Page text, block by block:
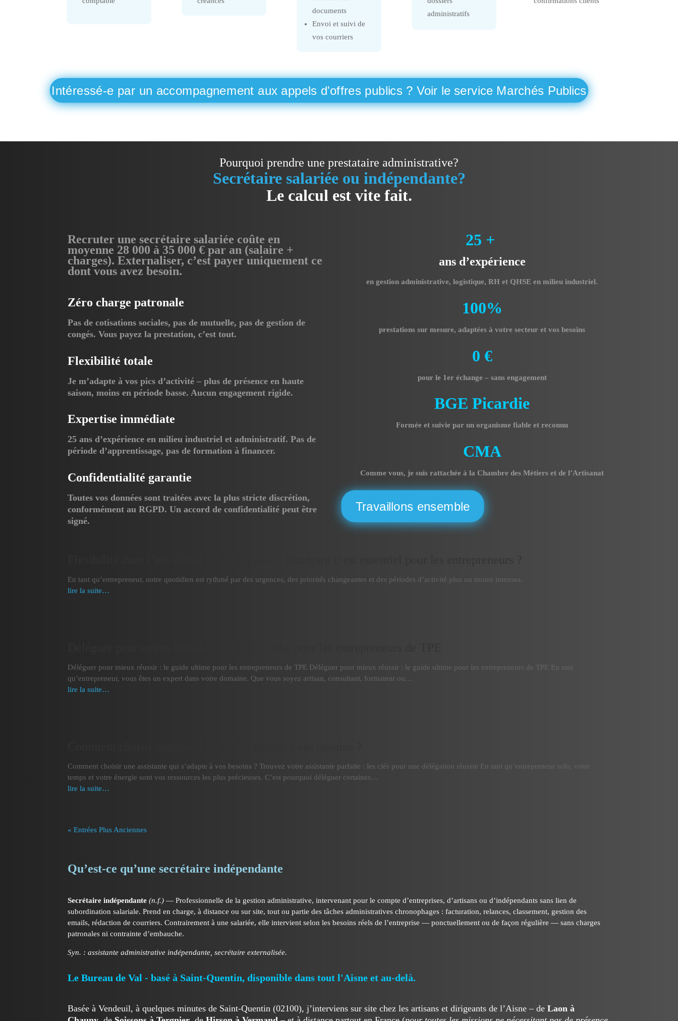
documents
Envoi et suivi de
vos courriers
administratifs
Intéressé-e par un accompagnement aux appels d'offres publics ? Voir le service Marchés Publics
Pourquoi prendre une prestataire administrative?
Secrétaire salariée ou indépendante?
Le calcul est vite fait.
Recruter une secrétaire salariée coûte en
moyenne 28 000 à 35 000 € par an (salaire +
charges). Externaliser, c’est payer uniquement ce
dont vous avez besoin.
Zéro charge patronale
Pas de cotisations sociales, pas de mutuelle, pas de gestion de
congés. Vous payez la prestation, c’est tout.
Flexibilité totale
Je m’adapte à vos pics d’activité – plus de présence en haute
saison, moins en période basse. Aucun engagement rigide.
Expertise immédiate
25 ans d’expérience en milieu industriel et administratif. Pas de
période d’apprentissage, pas de formation à financer.
Confidentialité garantie
Toutes vos données sont traitées avec la plus stricte discrétion,
conformément au RGPD. Un accord de confidentialité peut être
signé.
25 +
ans d’expérience
en gestion administrative, logistique, RH et QHSE en milieu industriel.
100%
prestations sur mesure, adaptées à votre secteur et vos besoins
0 €
pour le 1er échange – sans engagement
BGE Picardie
Formée et suivie par un organisme fiable et reconnu
CMA
Comme vous, je suis rattachée à la Chambre des Métiers et de l’Artisanat
Travaillons ensemble
En tant qu’entrepreneur, notre quotidien est rythmé par des urgences, des priorités changeantes et des périodes d’activité plus ou moins intenses.
lire la suite…
Déléguer pour mieux réussir : le guide ultime pour les entrepreneurs de TPE Déléguer pour mieux réussir : le guide ultime pour les entrepreneurs de TPE En tant
qu’entrepreneur, vous êtes un expert dans votre domaine. Que vous soyez artisan, consultant, formateur ou…
lire la suite…
Comment choisir une assistante qui s’adapte à vos besoins ? Trouvez votre assistante parfaite : les clés pour une délégation réussie En tant qu’entrepreneur solo, votre
temps et votre énergie sont vos ressources les plus précieuses. C’est pourquoi déléguer certaines…
lire la suite…
« Entrées Plus Anciennes
Qu’est-ce qu’une secrétaire indépendante
Secrétaire indépendante (n.f.) — Professionnelle de la gestion administrative, intervenant pour le compte d’entreprises, d’artisans ou d’indépendants sans lien de
subordination salariale.Prend en charge, à distance ou sur site, tout ou partie des tâches administratives chronophages : facturation, relances, classement, gestion des
emails, rédaction de courriers.Contrairement à une salariée, elle intervient selon les besoins réels de l’entreprise — ponctuellement ou de façon régulière — sans charges
patronales ni contrainte d’embauche.
Syn. : assistante administrative indépendante, secrétaire externalisée.
Le Bureau de Val - basé à Saint-Quentin, disponible dans tout l'Aisne et au-delà.
Basée à Vendeuil, à quelques minutes de Saint-Quentin (02100), j’interviens sur site chez les artisans et dirigeants de l’Aisne – deLaon à